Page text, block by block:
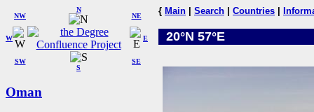
W
NW
N
NE
SW
S
SE
E
Oman
{ Main Search Countries
20°N 57°E